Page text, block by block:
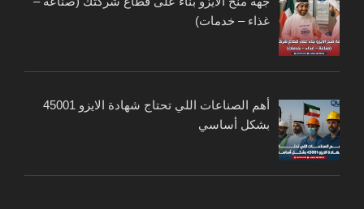
غذاء – خدمات)
أهم الصناعات اللي تحتاج شهادة الايزو 45001
بشكل أساسي